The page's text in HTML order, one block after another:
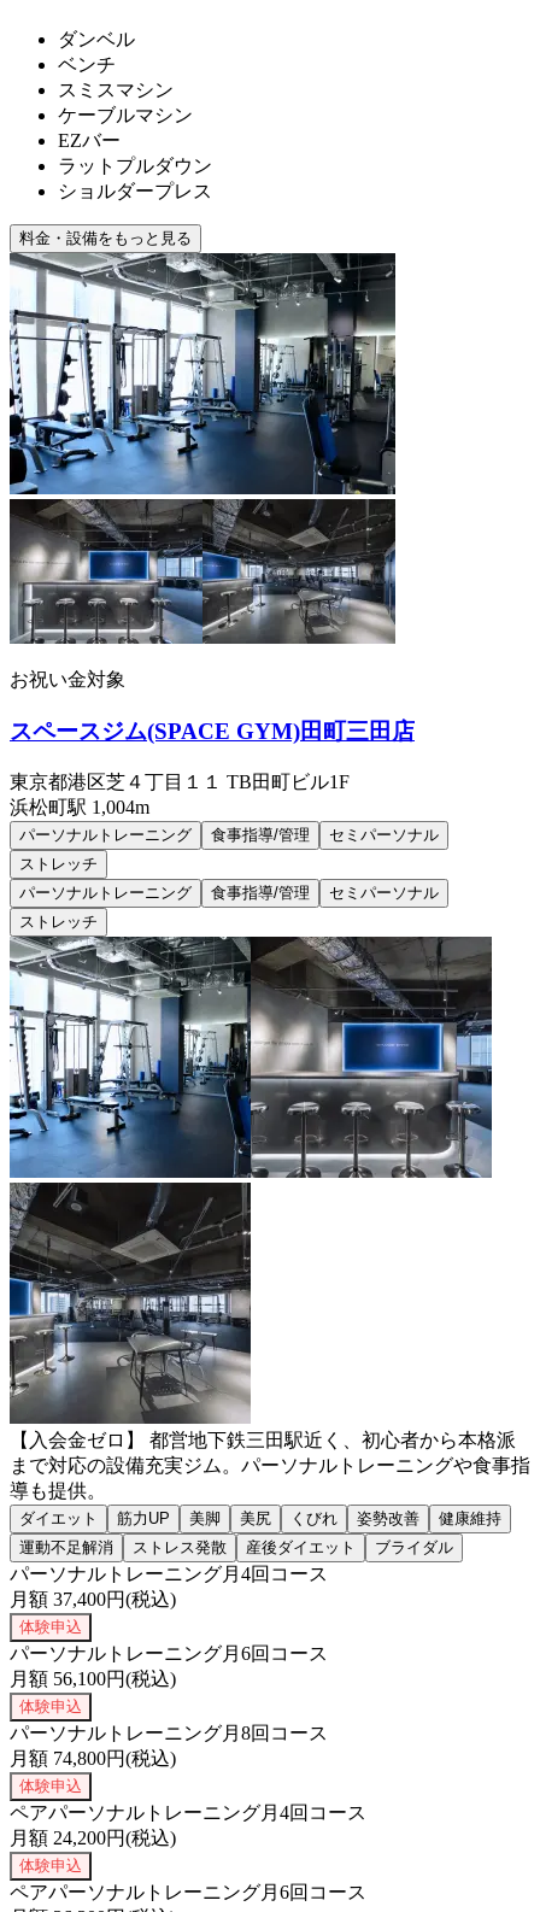
ダンベル
ベンチ
スミスマシン
ケーブルマシン
EZバー
ラットプルダウン
ショルダープレス
料金・設備をもっと見る
お祝い金対象
スペースジム(SPACE GYM)田町三田店
東京都港区芝４丁目１１ TB田町ビル1F
浜松町駅 1,004m
パーソナルトレーニング 食事指導/管理
セミパーソナル
ストレッチ
パーソナルトレーニング
食事指導/管理
セミパーソナル
ストレッチ
【入会金ゼロ】 都営地下鉄三田駅近く、初心者から本格派
まで対応の設備充実ジム。パーソナルトレーニングや食事指
導も提供。
ダイエット 筋力UP 美脚 美尻 くびれ 姿勢改善
健康維持
運動不足解消
ストレス発散 産後ダイエット ブライダル
パーソナルトレーニング月4回コース
月額 37,400円(税込)
体験申込
パーソナルトレーニング月6回コース
月額 56,100円(税込)
体験申込
パーソナルトレーニング月8回コース
月額 74,800円(税込)
体験申込
ペアパーソナルトレーニング月4回コース
月額 24,200円(税込)
体験申込
ペアパーソナルトレーニング月6回コース